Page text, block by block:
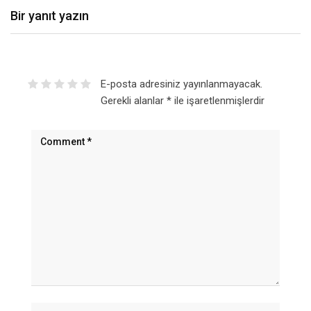
Bir yanıt yazın
E-posta adresiniz yayınlanmayacak.
Gerekli alanlar *ile işaretlenmişlerdir